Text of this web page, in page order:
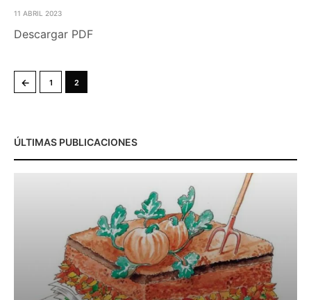
11 ABRIL 2023
Descargar PDF
← 1 2
ÚLTIMAS PUBLICACIONES